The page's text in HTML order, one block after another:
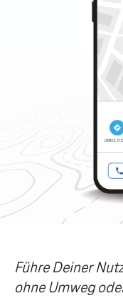
Führe Deiner
ohne Umweg